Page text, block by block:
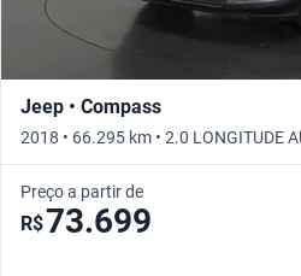
Jeep • Compass
2018 • 66.295 km • 2.0 LONGITUDE
Preço a partir de
R$73.699